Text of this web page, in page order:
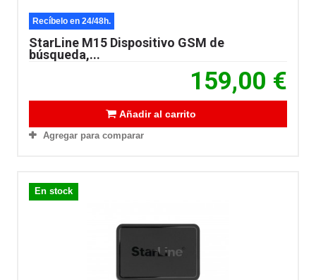
Recíbelo en 24/48h.
StarLine M15 Dispositivo GSM de
búsqueda,...
159,00 €
Añadir al carrito
Agregar para comparar
En stock